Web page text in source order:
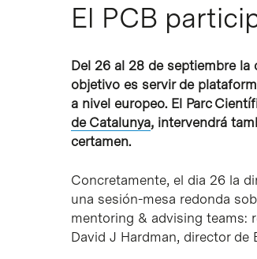
Intro para buscar o ESC per cerrar
El PCB
Del 26 al 28 de septiembre la
objetivo es servir de
a nivel europeo. El Parc
de Catalunya, intervendrá
certamen.
Concretamente, el dia 26 la
una sesión-mesa redonda
mentoring & advising teams:
David J Hardman, director de